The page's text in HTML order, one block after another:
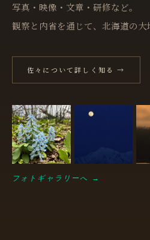
写真・映像・文章・研修など。
観察と内省を通じて、北海道の大
佐々について詳しく知る →
フォトギャラリーへ →